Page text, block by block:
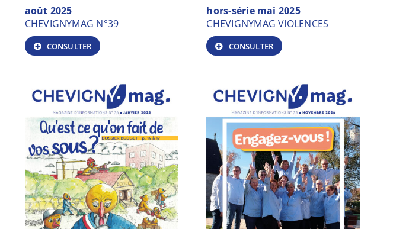
août 2025
CHEVIGNYMAG N°39
CONSULTER
hors-série mai 2025
CHEVIGNYMAG VIOLENCES
CONSULTER